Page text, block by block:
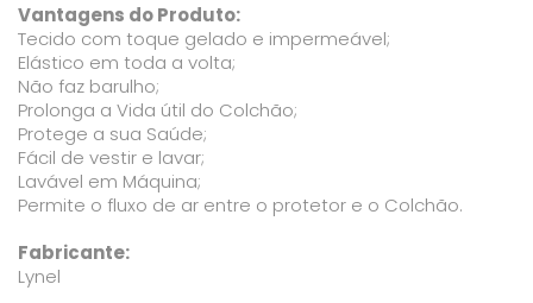
Vantagens do Produto:
Tecido com toque gelado e impermeável;
Elástico em toda a volta;
Não faz barulho;
Prolonga a Vida útil do Colchão;
Protege a sua Saúde;
Fácil de vestir e lavar;
Lavável em Máquina;
Permite o fluxo de ar entre o protetor e o Colchão.
Fabricante:
Lynel